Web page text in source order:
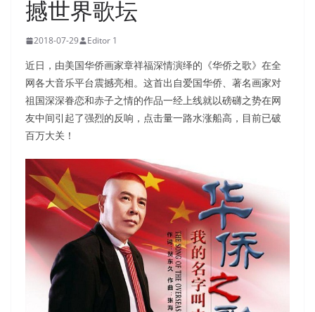
撼世界歌坛
2018-07-29 Editor 1
近日，由美国华侨画家章祥福深情演绎的《华侨之歌》在全
网各大音乐平台震撼亮相。这首出自爱国华侨、著名画家对
祖国深深眷恋和赤子之情的作品一经上线就以磅礴之势在网
友中间引起了强烈的反响，点击量一路水涨船高，目前已破
百万大关！